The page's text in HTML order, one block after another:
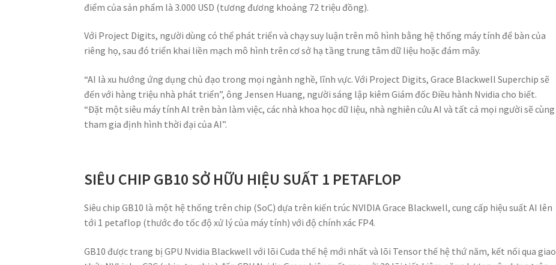
điểm của sản phẩm là 3.000 USD (tương đương khoảng 72 triệu đồng).
Với Project Digits, người dùng có thể phát triển và chạy suy luận trên mô hình bằng hệ thống máy tính để bàn của
riêng họ, sau đó triển khai liền mạch mô hình trên cơ sở hạ tầng trung tâm dữ liệu hoặc đám mây.
“AI là xu hướng ứng dụng chủ đạo trong mọi ngành nghề, lĩnh vực. Với Project Digits, Grace Blackwell Superchip sẽ
đến với hàng triệu nhà phát triển”, ông Jensen Huang, người sáng lập kiêm Giám đốc Điều hành Nvidia cho biết.
“Đặt một siêu máy tính AI trên bàn làm việc, các nhà khoa học dữ liệu, nhà nghiên cứu AI và tất cả mọi người sẽ cùng
tham gia định hình thời đại của AI”.
SIÊU CHIP GB10 SỞ HỮU HIỆU SUẤT 1 PETAFLOP
Siêu chip GB10 là một hệ thống trên chip (SoC) dựa trên kiến trúc NVIDIA Grace Blackwell, cung cấp hiệu suất AI lên
tới 1 petaflop (thước đo tốc độ xử lý của máy tính) với độ chính xác FP4.
GB10 được trang bị GPU Nvidia Blackwell với lõi Cuda thế hệ mới nhất và lõi Tensor thế hệ thứ năm, kết nối qua giao